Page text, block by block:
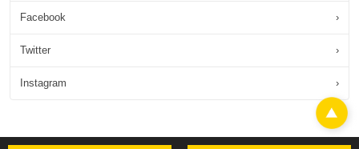
Facebook ›
Twitter ›
Instagram ›